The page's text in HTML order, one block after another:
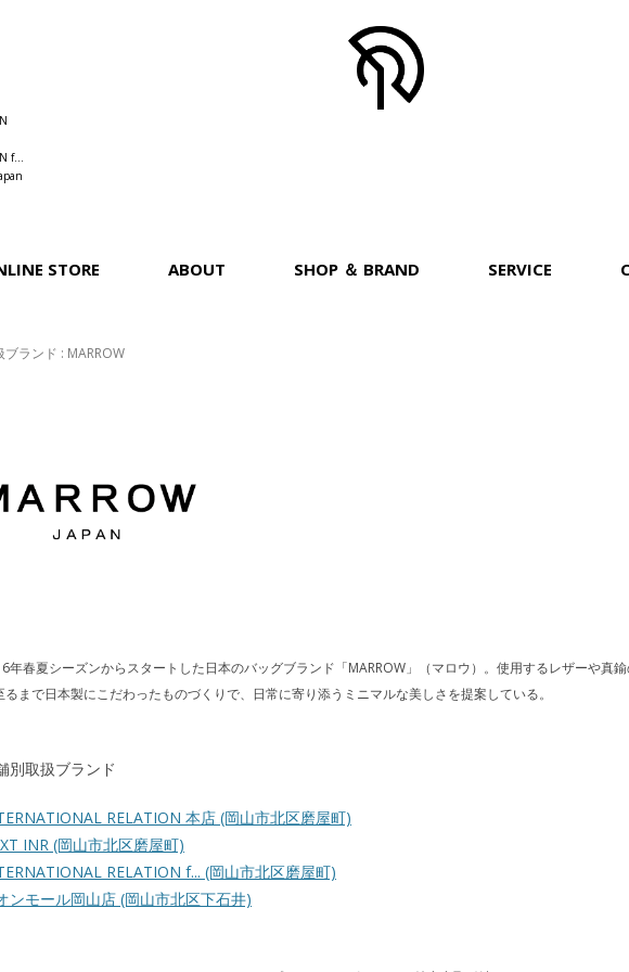
f...
STORE ABOUT SHOP ＆ BRAND SERVICE
ブランド : MARROW
年春夏シーズンからスタートした日本のバッグブランド「MARROW」（マロウ）。使用するレザーや真
るまで日本製にこだわったものづくりで、日常に寄り添うミニマルな美しさを提案している。
別取扱ブランド
RELATION 本店 (岡山市北区磨屋町)
INR (岡山市北区磨屋町)
RELATION f... (岡山市北区磨屋町)
ンモール岡山店 (岡山市北区下石井)